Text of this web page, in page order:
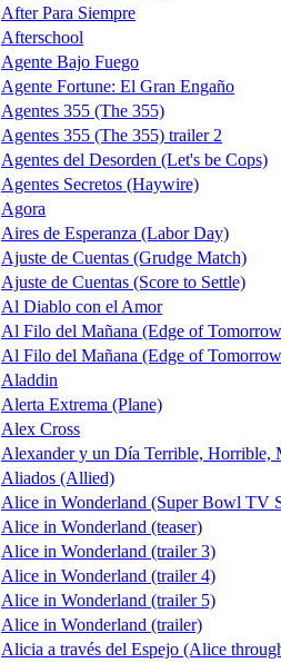
After Para Siempre
Afterschool
Agente Bajo Fuego
Agente Fortune: El Gran Engaño
Agentes 355 (The 355)
Agentes 355 (The 355) trailer 2
Agentes del Desorden (Let's be Cops)
Agentes Secretos (Haywire)
Agora
Aires de Esperanza (Labor Day)
Ajuste de Cuentas (Grudge Match)
Ajuste de Cuentas (Score to Settle)
Al Diablo con el Amor
Al Filo del Mañana (Edge of
Al Filo del Mañana (Edge of
Aladdin
Alerta Extrema (Plane)
Alex Cross
Alexander y un Día Terrible, Horrible,
Aliados (Allied)
Alice in Wonderland (Super Bowl TV
Alice in Wonderland (teaser)
Alice in Wonderland (trailer 3)
Alice in Wonderland (trailer 4)
Alice in Wonderland (trailer 5)
Alice in Wonderland (trailer)
Alicia a través del Espejo (Alice